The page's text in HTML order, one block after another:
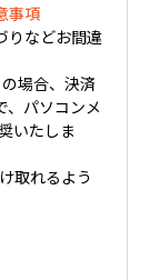
事項
りなどお間違
場合、決済
、パソコンメ
いたしま
取れるよう